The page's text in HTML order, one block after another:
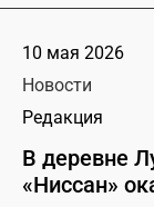
10 мая 2026
Новости
Редакция
В деревне
«Ниссан»